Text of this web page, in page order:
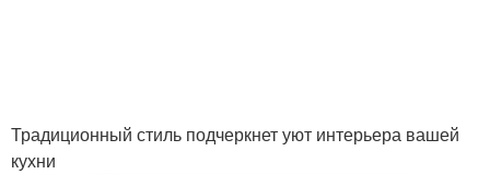
Традиционный стиль подчеркнет уют интерьера вашей
кухни